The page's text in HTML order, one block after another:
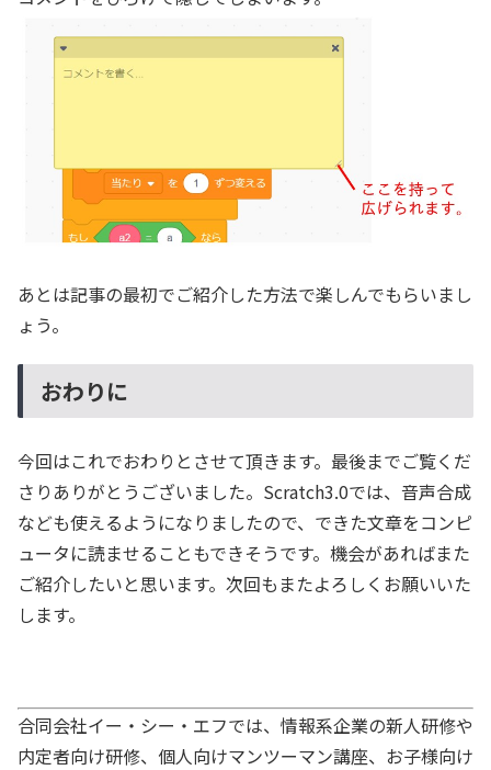
あとは記事の最初でご紹介した方法で楽しんでもらいまし
ょう。
おわりに
今回はこれでおわりとさせて頂きます。最後までご覧くだ
さりありがとうございました。Scratch3.0では、音声合成
なども使えるようになりましたので、できた文章をコンピ
ュータに読ませることもできそうです。機会があればまた
ご紹介したいと思います。次回もまたよろしくお願いいた
します。
合同会社イー・シー・エフでは、情報系企業の新人研修や
内定者向け研修、個人向けマンツーマン講座、お子様向け